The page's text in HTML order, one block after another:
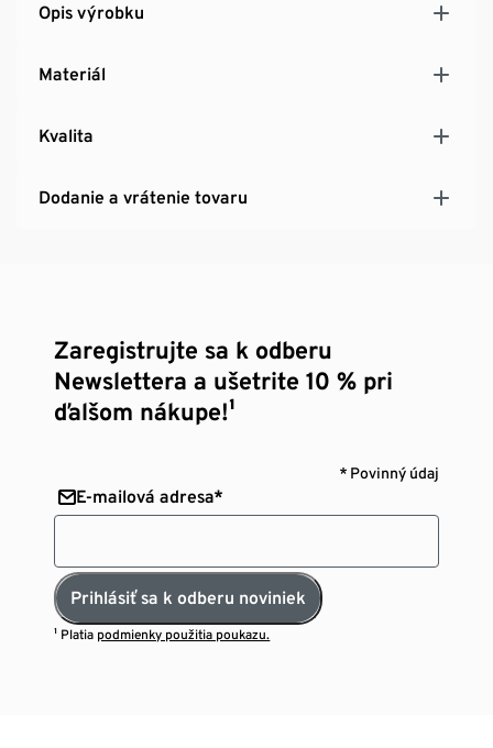
Opis výrobku
Materiál
Kvalita
Dodanie a vrátenie tovaru
Zaregistrujte sa k odberu
Newslettera a ušetrite 10 % pri
ďalšom nákupe!¹
* Povinný údaj
E-mailová adresa*
Prihlásiť sa k odberu noviniek
¹ Platia podmienky použitia poukazu.